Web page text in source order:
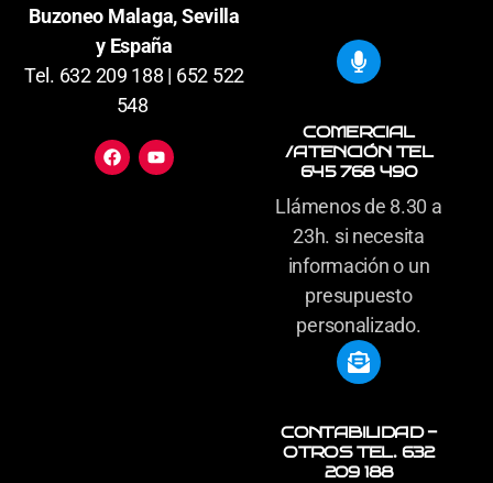
Buzoneo Malaga, Sevilla
y España
Tel. 632 209 188 | 652 522
548
COMERCIAL
/ATENCIÓN TEL
645 768 490
Llámenos de 8.30 a
23h. si necesita
información o un
presupuesto
personalizado.
CONTABILIDAD -
OTROS TEL. 632
209 188